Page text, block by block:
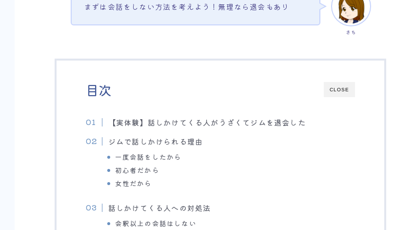
さち
まずは会話をしない方法を考えよう！無理なら退会もあり
CLOSE
目次
【実体験】話しかけてくる人がうざくてジムを退会した
ジムで話しかけられる理由
一度会話をしたから
初心者だから
女性だから
話しかけてくる人への対処法
会釈以上の会話はしない